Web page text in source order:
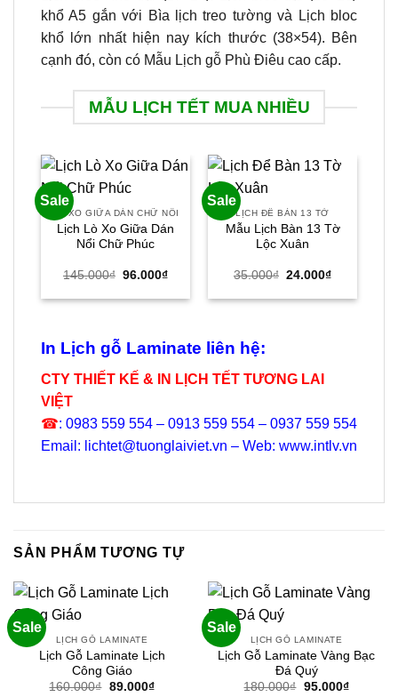
khổ A5 gắn với Bìa lịch treo tường và Lịch bloc
khổ lớn nhất hiện nay kích thước (38×54). Bên
cạnh đó, còn có Mẫu Lịch gỗ Phù Điêu cao cấp.
MẪU LỊCH TẾT MUA NHIỀU
Sale
LÒ XO GIỮA DÁN CHỮ NỔI
Lịch Lò Xo Giữa Dán
Nổi Chữ Phúc
145.000₫ Giá
là:
96.000₫Giá
tại
Sale
LỊCH ĐỂ BÀN 13 TỜ
Mẫu Lịch Bàn 13 Tờ
Lộc Xuân
35.000₫ Giá
là:
24.000₫Giá
tại
In Lịch gỗ Laminate liên hệ:
CTY THIẾT KẾ & IN LỊCH TẾT TƯƠNG LAI
VIỆT
☎: 0983 559 554 – 0913 559 554 – 0937 559 554
Email: lichtet@tuonglaiviet.vn – Web: www.intlv.vn
SẢN PHẨM TƯƠNG TỰ
Sale
LỊCH GỖ LAMINATE
Lịch Gỗ Laminate Lịch
Công Giáo
160.000₫ Giá
89.000₫Giá
Sale
LỊCH GỖ LAMINATE
Lịch Gỗ Laminate Vàng Bạc
Đá Quý
180.000₫ Giá
95.000₫Giá